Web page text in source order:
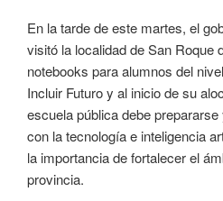
En la tarde de este martes, el
visitó la localidad de San Roque
notebooks para alumnos del
Incluir Futuro y al inicio de su
escuela pública debe
con la tecnología e inteligencia
la importancia de fortalecer el
provincia.